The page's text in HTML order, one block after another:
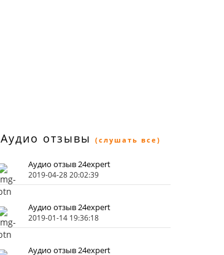
Аудио отзывы (слушать все)
Аудио отзыв 24expert
2019-04-28 20:02:39
Аудио отзыв 24expert
2019-01-14 19:36:18
Аудио отзыв 24expert